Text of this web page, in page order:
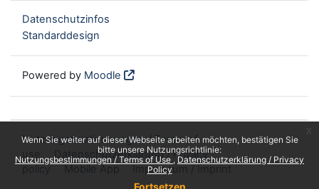
Wenn Sie weiter auf dieser Webseite arbeiten möchten, bestätigen Sie
bitte unsere Nutzungsrichtlinie:
Nutzungsbestimmungen / Terms of Use
Datenschutzerklärung / Privacy
Policy
Fortsetzen
Datenschutzinfos
Standarddesign
Powered by Moodle
Nutzungsbestimmungen / Terms of
use
Datenschutzerklärung / Privacy
policy
Mobile App Impressum / Imprint